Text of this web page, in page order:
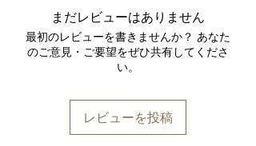
炭水化物（グラム） 8
食物繊維（グラム）
たんぱく質（グラム）
食塩相当量（ミリグラム）
います。
表示義務のあるアレルゲン：乳成分を
含みます。その他：牛肉を含みます。
まだレビューはありません
最初のレビューを書きませんか？ あなた
のご意見・ご要望をぜひ共有してくださ
い。
レビューを投稿